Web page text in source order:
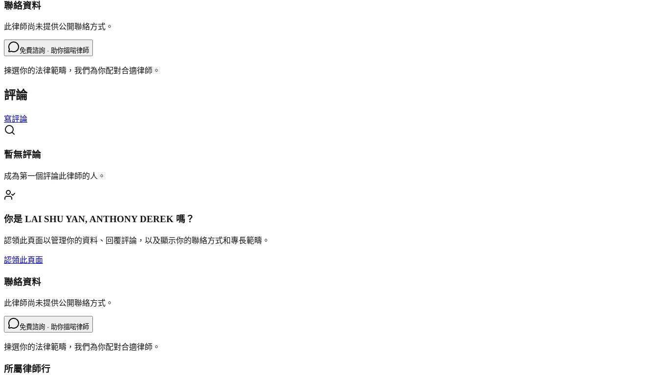
聯絡資料
此律師尚未提供公開聯絡方式。
免費諮詢 · 助你搵啱律師
揀選你的法律範疇，我們為你配對合適律師。
評論
寫評論
暫無評論
成為第一個評論此律師的人。
你是 LAI SHU YAN, ANTHONY DEREK 嗎？
認領此頁面以管理你的資料、回覆評論，以及顯示你的聯絡方式和專長範疇。
認領此頁面
聯絡資料
此律師尚未提供公開聯絡方式。
免費諮詢 · 助你搵啱律師
揀選你的法律範疇，我們為你配對合適律師。
所屬律師行